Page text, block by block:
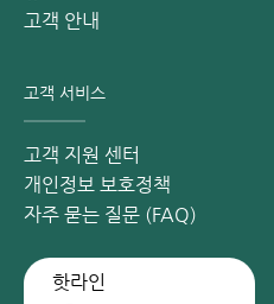
고객 안내
고객 서비스
고객 지원 센터
개인정보 보호정책
자주 묻는 질문 (FAQ)
핫라인